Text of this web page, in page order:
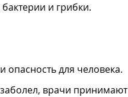
и грибки.
для человека.
заболел, врачи принимают